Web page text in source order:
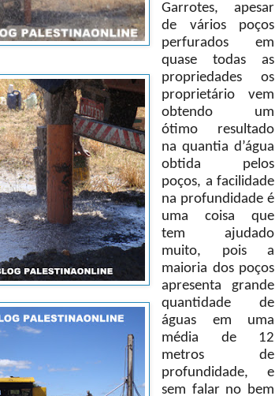
Garrotes, apesar
de vários poços
perfurados em
quase todas as
propriedades os
proprietário vem
obtendo um
ótimo resultado
na quantia d’água
obtida pelos
poços, a facilidade
na profundidade é
uma coisa que
tem ajudado
muito, pois a
maioria dos poços
apresenta grande
quantidade de
águas em uma
média de 12
metros de
profundidade, e
sem falar no bem